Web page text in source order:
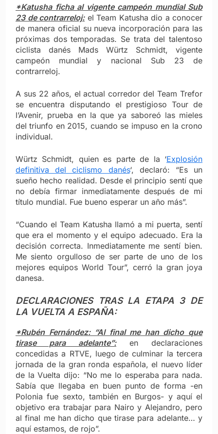
*Katusha ficha al vigente campeón mundial Sub
23 de contrarreloj:el Team Katusha dio a conocer
de manera oficial su nueva incorporación para las
próximas dos temporadas. Se trata del talentoso
ciclista danés Mads Würtz Schmidt, vigente
campeón mundial y nacional Sub 23 de
contrarreloj.
A sus 22 años, el actual corredor del Team Trefor
se encuentra disputando el prestigioso Tour de
l’Avenir, prueba en la que ya saboreó las mieles
del triunfo en 2015, cuando se impuso en la crono
individual.
Würtz Schmidt, quien es parte de la ‘Explosión
definitiva del ciclismo danés‘, declaró: “Es un
sueño hecho realidad. Desde el principio sentí que
no debía firmar inmediatamente después de mi
título mundial. Fue bueno esperar un año más”.
“Cuando el Team Katusha llamó a mi puerta, sentí
que era el momento y el equipo adecuado. Era la
decisión correcta. Inmediatamente me sentí bien.
Me siento orgulloso de ser parte de uno de los
mejores equipos World Tour”, cerró la gran joya
danesa.
DECLARACIONES TRAS LA ETAPA 3 DE
LA VUELTA A ESPAÑA:
*Rubén Fernández: “Al final me han dicho que
tirase para adelante”:en declaraciones
concedidas a RTVE, luego de culminar la tercera
jornada de la gran ronda española, el nuevo líder
de la Vuelta dijo: “No me lo esperaba para nada.
Sabía que llegaba en buen punto de forma -en
Polonia fue sexto, también en Burgos- y aquí el
objetivo era trabajar para Nairo y Alejandro, pero
al final me han dicho que tirase para adelante… y
aquí estamos, de rojo”.